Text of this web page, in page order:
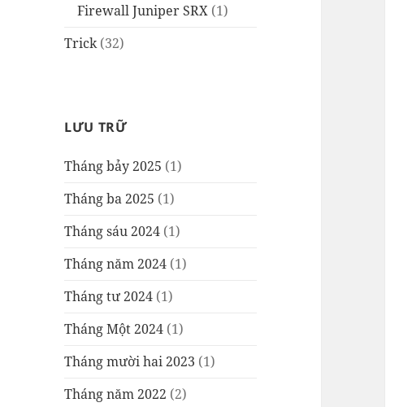
Firewall Juniper SRX (1)
Trick(32)
LƯU TRỮ
Tháng bảy 2025 (1)
Tháng ba 2025 (1)
Tháng sáu 2024 (1)
Tháng năm 2024 (1)
Tháng tư 2024 (1)
Tháng Một 2024 (1)
Tháng mười hai 2023 (1)
Tháng năm 2022 (2)